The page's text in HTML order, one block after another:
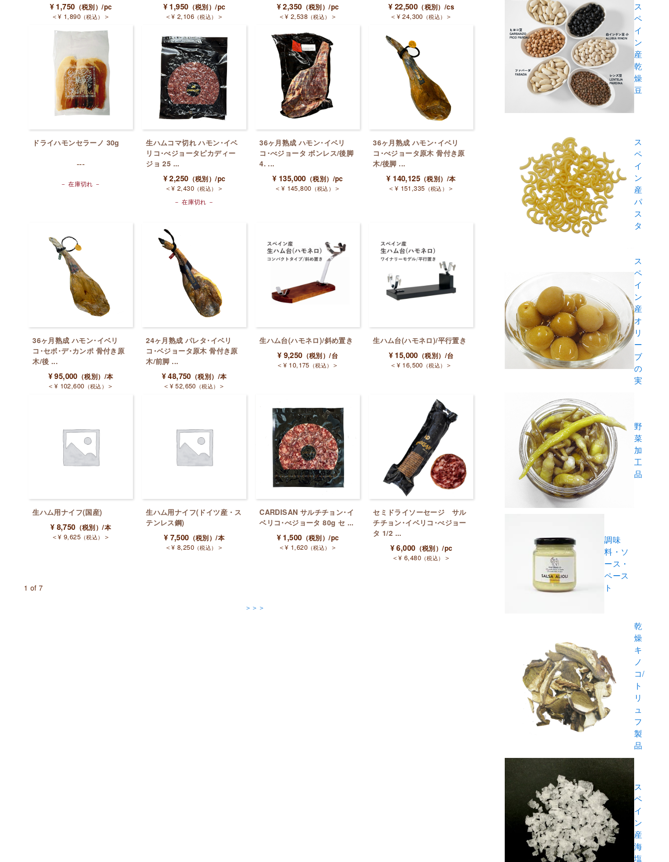
¥1,750 （税別）/pc
＜¥ 1,890 （税込） ＞
¥1,950 （税別）/pc
＜¥ 2,106 （税込） ＞
¥2,350 （税別）/pc
＜¥ 2,538 （税込） ＞
¥22,500 （税別） /cs
＜ ¥24,300 （税込） ＞
ドライハモンセラーノ 30g
---
－ 在庫切れ －
生ハムコマ切れ ハモン･イベ
リコ･べジョータピカディー
ジョ 25 ...
¥2,250 （税別）/pc
＜¥ 2,430 （税込） ＞
－ 在庫切れ －
36ヶ月熟成 ハモン･イベリ
コ･べジョータ ボンレス/後脚
4. ...
¥135,000 （税別） /pc
＜ ¥ 145,800 （税込） ＞
36ヶ月熟成 ハモン･イベリ
コ･べジョータ原木 骨付き原
木/後脚 ...
¥140,125 （税別） /本
＜ ¥ 151,335 （税込） ＞
36ヶ月熟成 ハモン･イベリ
コ･セボ･デ･カンポ 骨付き原
木/後 ...
¥95,000 （税別） /本
＜ ¥ 102,600 （税込） ＞
24ヶ月熟成 パレタ･イベリ
コ･ベジョータ原木 骨付き原
木/前脚 ...
¥48,750 （税別） /本
＜ ¥52,650 （税込） ＞
生ハム台(ハモネロ)/斜め置き
¥9,250 （税別）/台
＜ ¥10,175 （税込） ＞
生ハム台(ハモネロ)/平行置き
¥15,000 （税別） /台
＜ ¥16,500 （税込） ＞
生ハム用ナイフ(国産)
¥8,750 （税別）/本
＜¥ 9,625 （税込） ＞
生ハム用ナイフ(ドイツ産・ス
テンレス鋼)
¥7,500 （税別）/本
＜¥ 8,250 （税込） ＞
CARDISAN サルチチョン･イ
ベリコ･べジョータ 80g セ ...
¥1,500 （税別）/pc
＜¥ 1,620 （税込） ＞
セミドライソーセージ サル
チチョン･イベリコ･べジョー
タ 1/2 ...
¥6,000 （税別）/pc
＜¥ 6,480 （税込） ＞
1 of 7
＞＞＞
ス
ペ
イ
ン
産
乾
燥
豆
ス
ペ
イ
ン
産
パ
ス
タ
ス
ペ
イ
ン
産
オ
リ
ー
ブ
の
実
野
菜
加
工
品
調味
料・ソ
ース・
ペース
ト
乾
燥
キ
ノ
コ/
ト
リ
ュ
フ
製
品
ス
ペ
イ
ン
産
海
塩